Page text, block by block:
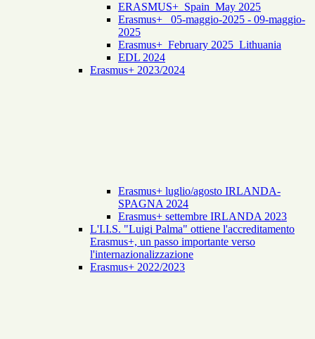
ERASMUS+_Spain_May 2025
Erasmus+_ 05-maggio-2025 - 09-maggio-
2025
Erasmus+_February 2025_Lithuania
EDL 2024
Erasmus+ 2023/2024
Erasmus+ luglio/agosto IRLANDA-
SPAGNA 2024
Erasmus+ settembre IRLANDA 2023
L'I.I.S. "Luigi Palma" ottiene l'accreditamento
Erasmus+, un passo importante verso
l'internazionalizzazione
Erasmus+ 2022/2023